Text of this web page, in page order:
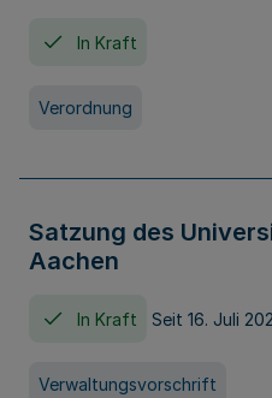
In Kraft
Verordnung
Satzung des
Aachen
In Kraft Seit 16. Juli
Verwaltungsvorschrift